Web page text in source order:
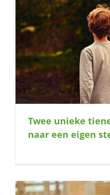
Twee unieke
naar een eigen